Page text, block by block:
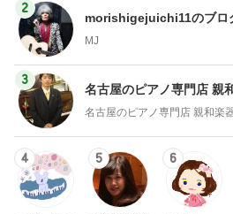
2
morishigejuichi11のブロ
MJ
3
名古屋のピアノ専門店
名古屋のピアノ専門店 親和
4 5 6